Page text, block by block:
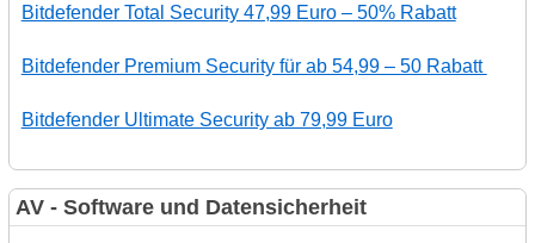
Bitdefender Total Security 47,99 Euro – 50% Rabatt
Bitdefender Premium Security für ab 54,99 – 50 Rabatt
Bitdefender Ultimate Security ab 79,99 Euro
AV - Software und Datensicherheit